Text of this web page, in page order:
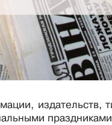
издательств,